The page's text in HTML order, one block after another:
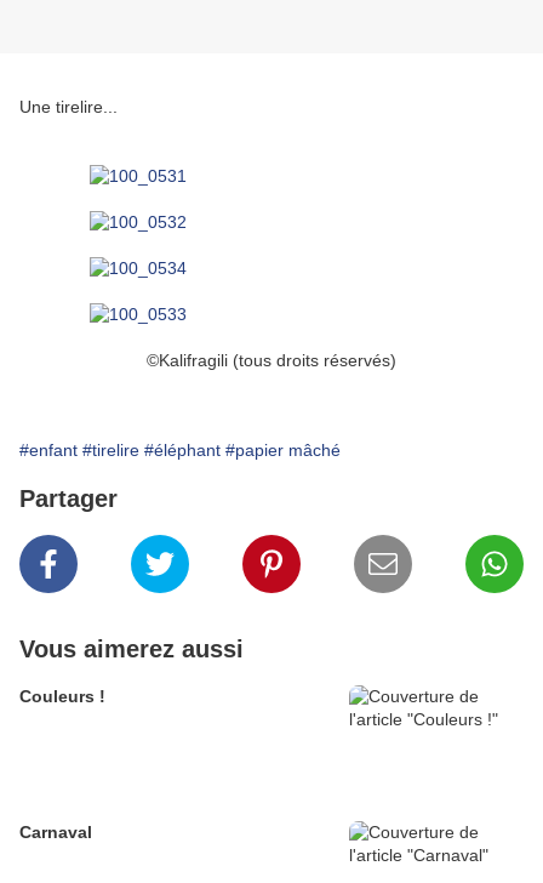
Une tirelire...
©Kalifragili (tous droits réservés)
#enfant #tirelire #éléphant #papier mâché
Partager
Vous aimerez aussi
Couleurs !
Carnaval